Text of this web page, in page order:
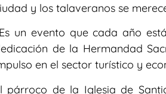
y los talaveranos se
un evento que cada año
de la Hermandad
en el sector turístico y
párroco de la Iglesia de